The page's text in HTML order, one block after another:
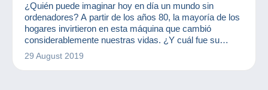
¿Quién puede imaginar hoy en día un mundo sin
ordenadores? A partir de los años 80, la mayoría de los
hogares invirtieron en esta máquina que cambió
considerablemente nuestras vidas. ¿Y cuál fue su
primer ordenador?
29 August 2019